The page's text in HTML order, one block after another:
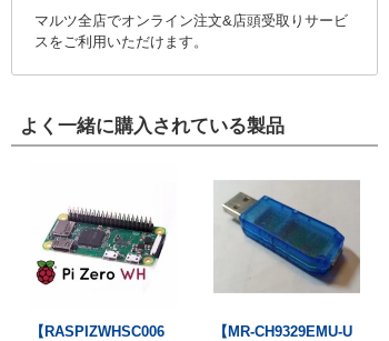
マルツ全店でオンライン注文&店頭受取りサービ
スをご利用いただけます。
よく一緒に購入されている製品
【RASPIZWHSC006
【MR-CH9329EMU-U